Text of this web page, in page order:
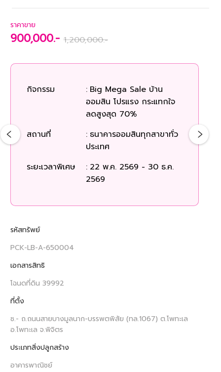
ราคาขาย
900,000.- 1,200,000.-
กิจกรรม : Big Mega Sale บ้าน
ออมสิน โปรแรง กระแทกใจ
ลดสูงสุด 70%
สถานที่
: ธนาคารออมสินทุกสาขาทั่ว
ประเทศ
ระยะเวลาพิเศษ
: 22 พ.ค. 2569 - 30 ธ.ค.
2569
รหัสทรัพย์
PCK-LB-A-650004
เอกสารสิทธิ
โฉนดที่ดิน 39992
ที่ตั้ง
ซ.- ถ.ถนนสายบางมูลนาก-บรรพตพิสัย (ทล.1067) ต.โพทะเล
อ.โพทะเล จ.พิจิตร
ประเภทสิ่งปลูกสร้าง
อาคารพาณิชย์